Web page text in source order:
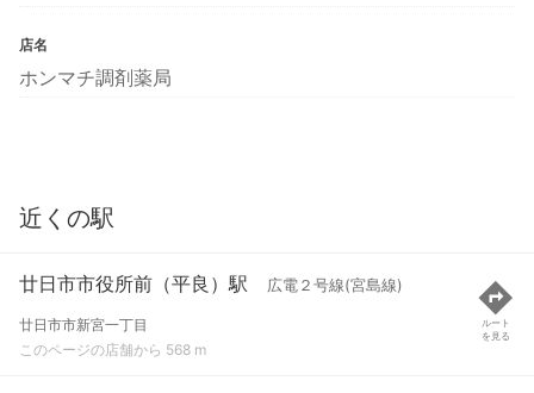
店名
ホンマチ調剤薬局
近くの駅
廿日市市役所前（平良）駅 広電２号線(宮島線)
廿日市市新宮一丁目
このページの店舗から 568 m
ルート
を見る